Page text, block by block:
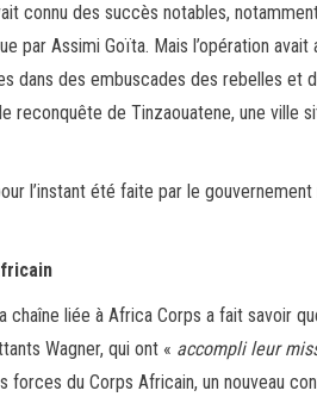
connu des succès notables,
par Assimi Goïta. Mais l’opération
dans des embuscades des rebelles et
reconquête de Tinzaouatene, une ville
l’instant été faite par le
chaîne liée à Africa Corps a fait savoir
Wagner, qui ont « accompli leur
forces du Corps Africain, un nouveau